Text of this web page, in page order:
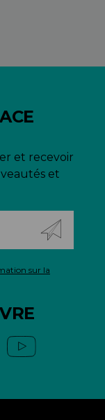
et recevoir
et
sur la